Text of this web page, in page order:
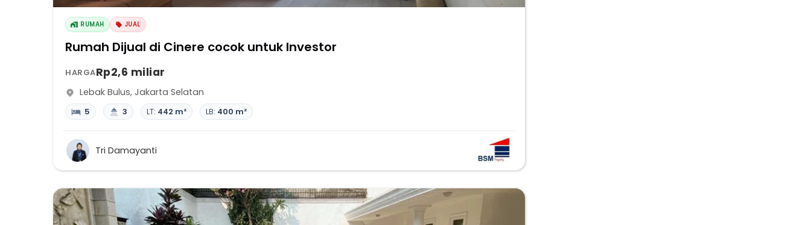
RUMAH JUAL
Rumah Dijual di Cinere cocok untuk Investor
HARGARp2,6 miliar
Lebak Bulus, Jakarta Selatan
5 3 LT: 442 m² LB: 400 m²
Tri Damayanti